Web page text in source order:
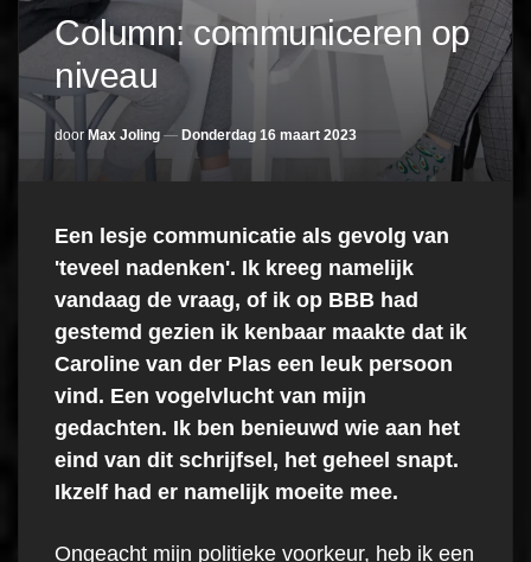
Column: communiceren op
niveau
door Max Joling Donderdag 16 maart 2023
Een lesje communicatie als gevolg van
'teveel nadenken'. Ik kreeg namelijk
vandaag de vraag, of ik op BBB had
gestemd gezien ik kenbaar maakte dat ik
Caroline van der Plas een leuk persoon
vind. Een vogelvlucht van mijn
gedachten. Ik ben benieuwd wie aan het
eind van dit schrijfsel, het geheel snapt.
Ikzelf had er namelijk moeite mee.
Ongeacht mijn politieke voorkeur, heb ik een